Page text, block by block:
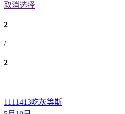
取消选择
2
/
2
1111413吃灰等斯